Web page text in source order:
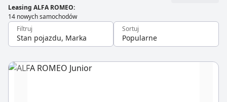
Leasing ALFA ROMEO:
14 nowych samochodów
Filtruj
Stan pojazdu, Marka
Sortuj
Popularne